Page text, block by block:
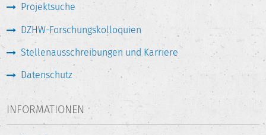
Projektsuche
DZHW-Forschungskolloquien
Stellenausschreibungen und Karriere
Datenschutz
INFORMATIONEN